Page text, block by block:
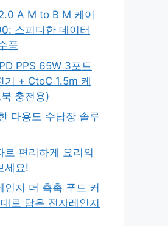
A M to B M 케이
스피디한 데이터
품
PPS 65W 3포트
기 + CtoC 1.5m 케
충전용)
다용도 수납장 솔루
로 편리하게 요리의
세요!
인지 더 촉촉 푸드 커
로 담은 전자레인지